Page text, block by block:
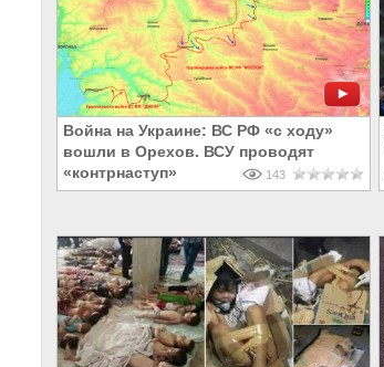
Война на Украине: ВС РФ «с ходу»
вошли в Орехов. ВСУ проводят
«контрнаступ»
143